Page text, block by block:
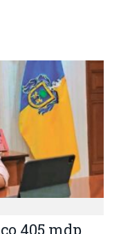
405 mdp